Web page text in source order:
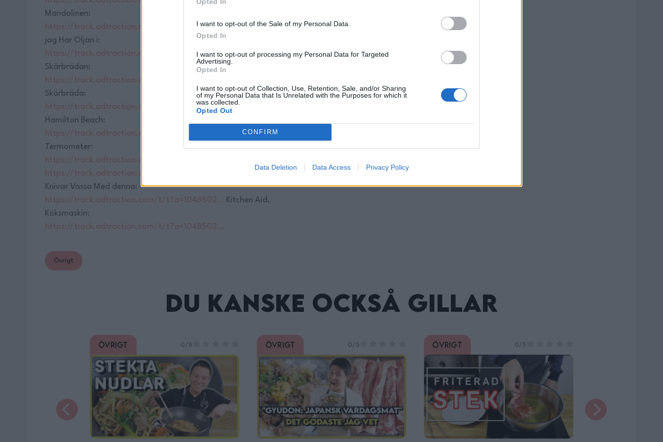
I want to opt-out of the Sale of my Personal Data.
Opted In
I want to opt-out of processing my Personal Data for Targeted
Advertising.
Opted In
I want to opt-out of Collection, Use, Retention, Sale, and/or Sharing
of my Personal Data that Is Unrelated with the Purposes for which it
was collected.
Opted Out
CONFIRM
Data Deletion Data Access Privacy Policy
Mandolinen:
https://track.adtraction.com/t/t?a=1048502… Plastflaskan
jag Har Oljan i:
https://track.adtraction.com/t/t?a=1048502… Trä
Skärbrädan:
https://track.adtraction.com/t/t?a=1073119…
Skärbräda:
https://track.adtraction.com/t/t?a=1048502…Blender,
Hamilton Beach:
https://track.adtraction.com/t/t?a=1073119…
Professionell
Termometer:
https://track.adtraction.com/t/t?a=1048502…
https://track.adtraction.com/t/t?a=1073119…
Knivar Vassa Med denna:
https://track.adtraction.com/t/t?a=1048502… Kitchen Aid,
Köksmaskin:
https://track.adtraction.com/t/t?a=1048502…
Övrigt
Du kanske också gillar
Övrigt 0/5 Övrigt 0/5 Övrigt 2/5